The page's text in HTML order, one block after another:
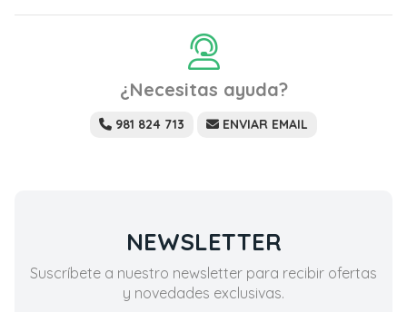
¿Necesitas ayuda?
981 824 713 ENVIAR EMAIL
NEWSLETTER
Suscríbete a nuestro newsletter para recibir ofertas
y novedades exclusivas.